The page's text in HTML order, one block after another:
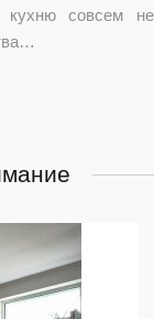
кухню совсем не